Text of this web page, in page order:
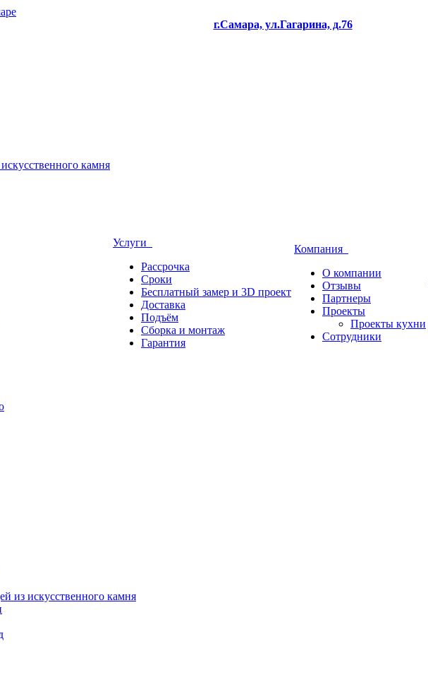
г.Самара, ул.Гагарина, д.76
камня
Услуги
Рассрочка
Сроки
Бесплатный замер и 3D проект
Доставка
Подъём
Сборка и монтаж
Гарантия
Компания
О компании
Отзывы
Партнеры
Проекты
Проекты кухни
Сотрудники
из искусcтвенного камня